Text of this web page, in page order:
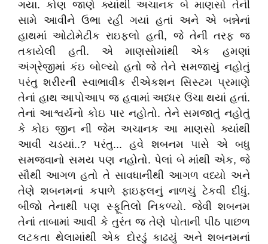
ગયા. કોણ જાણે ક્યાંથી અચાનક બે માણસો તેની
સામે આવીને ઉભા રહી ગયાં હતાં અને એ બન્નેનાં
હાથમાં ઓટોમેટીક રાઇફલો હતી, જે તેની તરફ જ
તકાયેલી હતી. એ માણસોમાંથી એક હમણાં
અંગ્રેજીમાં કંઇ બોલ્યો હતો જે તેને સમજાયું નહોતું
પરંતુ શરીરની સ્વાભાવીક રીએકશન સિસ્ટમ પ્રમાણે
તેનાં હાથ આપોઆપ જ હવામાં અધ્ધર ઉંચા થયાં હતાં.
તેનાં આશ્વર્યનો કોઇ પાર નહોતો. તેને સમજાતું નહોતું
કે કોઇ જીન ની જેમ અચાનક આ માણસો ક્યાંથી
આવી ચડયાં..? પરંતુ... હવે શબનમ પાસે એ બધુ
સમજવાનો સમય પણ નહોતો. પેલાં બે માંથી એક, જે
સૌથી આગળ હતો તે સાવધાનીથી આગળ વધ્યો અને
તેણે શબનમનાં કપાળે ફાઇફલનું નાળચું ટેકવી દીધું.
બીજો તેનાથી પણ સ્ફૂતિલો નિકળ્યો. જેવી શબનમ
તેનાં તાબામાં આવી કે તુરંત જ તેણે પોતાની પીઠ પાછળ
લટકતા થેલામાંથી એક દોરડું કાઢયું અને શબનમનાં